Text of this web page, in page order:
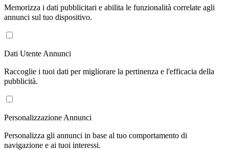
Memorizza i dati pubblicitari e abilita le funzionalità correlate agli
annunci sul tuo dispositivo.
Dati Utente Annunci
Raccoglie i tuoi dati per migliorare la pertinenza e l'efficacia della
pubblicità.
Personalizzazione Annunci
Personalizza gli annunci in base al tuo comportamento di
navigazione e ai tuoi interessi.